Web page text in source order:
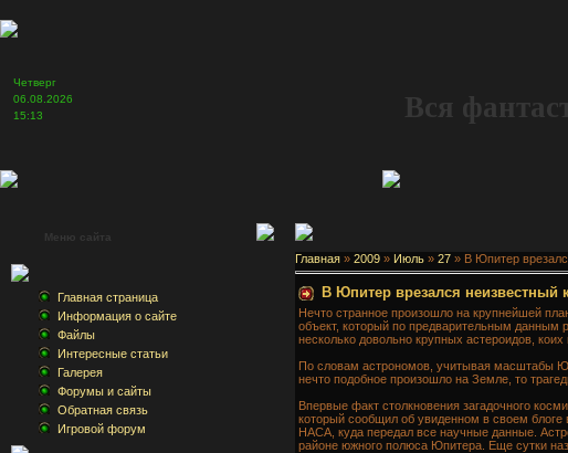
Четверг
06.08.2026
15:13
Вся
Меню сайта
Главная страница
Информация о сайте
Файлы
Интересные статьи
Галерея
Форумы и сайты
Обратная связь
Игровой форум
Главная » 2009 » Июль » 27 » В Юпитер
В Юпитер врезался неизвестный
Нечто странное произошло на крупнейшей
объект, который по предварительным
несколько довольно крупных астероидов,
По словам астрономов, учитывая масштабы
нечто подобное произошло на Земле, то
Впервые факт столкновения загадочного
который сообщил об увиденном в своем
НАСА, куда передал все научные данные.
районе южного полюса Юпитера. Еще сутки